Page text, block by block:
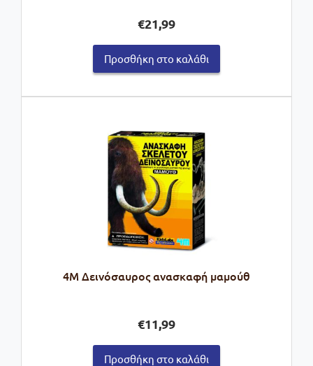
€21,99
Προσθήκη στο καλάθι
4M Δεινόσαυρος ανασκαφή μαμούθ
€11,99
Προσθήκη στο καλάθι